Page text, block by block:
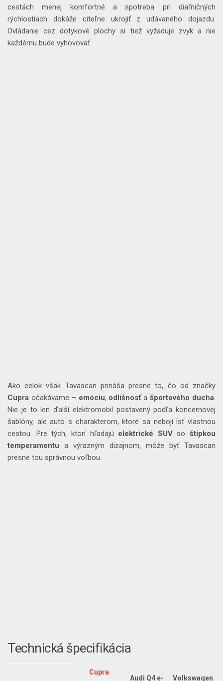
cestách menej komfortné a spotreba pri diaľničných
rýchlostiach dokáže citeľne ukrojiť z udávaného dojazdu.
Ovládanie cez dotykové plochy si tiež vyžaduje zvyk a nie
každému bude vyhovovať.
Ako celok však Tavascan prináša presne to, čo od značky
Cupra očakávame – emóciu, odlišnosťašportového ducha.
Nie je to len ďalší elektromobil postavený podľa koncernovej
šablóny, ale auto s charakterom, ktoré sa nebojí ísť vlastnou
cestou. Pre tých, ktorí hľadajú elektrické SUVso štipkou
temperamentu a výrazným dizajnom, môže byť Tavascan
presne tou správnou voľbou.
Technická špecifikácia
Cupra
Audi Q4 e- Volkswagen